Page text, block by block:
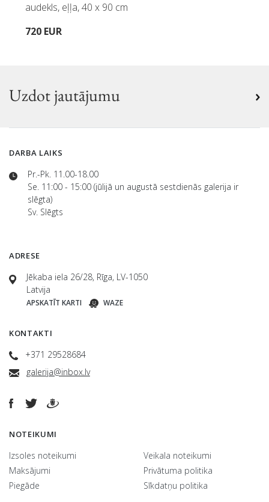
audekls, eļļa, 40 x 90 cm
720 EUR
Uzdot jautājumu
DARBA LAIKS
Pr.-Pk. 11.00-18.00
Se. 11:00 - 15:00 (jūlijā un augustā sestdienās galerija ir
slēgta)
Sv. Slēgts
ADRESE
Jēkaba iela 26/28, Rīga, LV-1050
Latvija
APSKATĪT KARTI WAZE
KONTAKTI
+371 29528684
galerija@inbox.lv
NOTEIKUMI
Izsoles noteikumi
Maksājumi
Piegāde
Veikala noteikumi
Privātuma politika
Sīkdatņu politika